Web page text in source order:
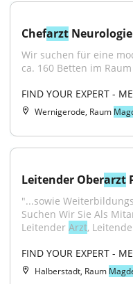
Chefarzt
Wir suchen für eine
ca. 160 Betten im
FIND YOUR EXPERT -
Wernigerode, Raum
Leitender Oberarzt
"...sowie
Suchen Wir Sie Als
Leitender Arzt,
FIND YOUR EXPERT -
Halberstadt, Raum